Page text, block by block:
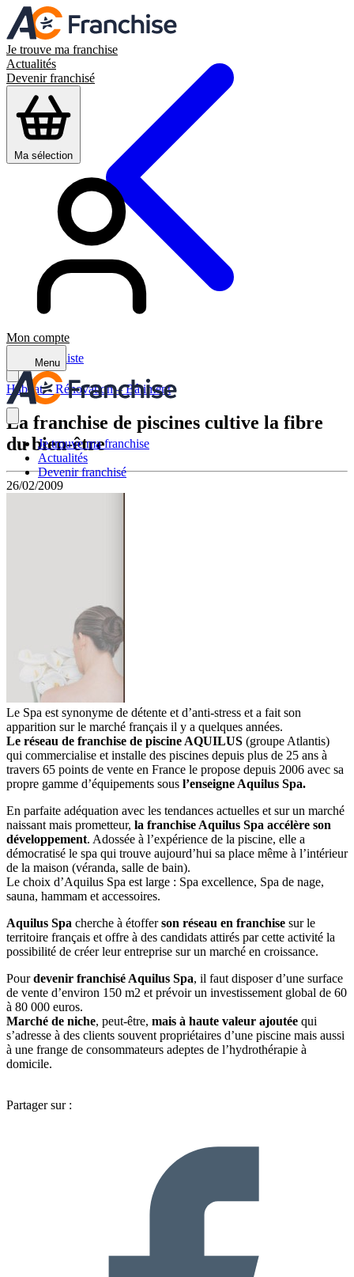
Je trouve ma franchise
Actualités
Devenir franchisé
Ma sélection
Mon compte
Menu
Je trouve ma franchise
Actualités
Devenir franchisé
Retour à la liste
Habitat – Rénovation – Bâtiment
La franchise de piscines cultive la fibre
du bien-être
26/02/2009
Le Spa est synonyme de détente et d’anti-stress et a fait son
apparition sur le marché français il y a quelques années.
Le réseau de franchise de piscine AQUILUS (groupe Atlantis)
qui commercialise et installe des piscines depuis plus de 25 ans à
travers 65 points de vente en France le propose depuis 2006 avec sa
propre gamme d’équipements sous l’enseigne Aquilus Spa.
En parfaite adéquation avec les tendances actuelles et sur un marché
naissant mais prometteur, la franchise Aquilus Spa accélère son
développement. Adossée à l’expérience de la piscine, elle a
démocratisé le spa qui trouve aujourd’hui sa place même à l’intérieur
de la maison (véranda, salle de bain).
Le choix d’Aquilus Spa est large : Spa excellence, Spa de nage,
sauna, hammam et accessoires.
Aquilus Spa cherche à étofferson réseau en franchise sur le
territoire français et offre à des candidats attirés par cette activité la
possibilité de créer leur entreprise sur un marché en croissance.
Pourdevenir franchisé Aquilus Spa, il faut disposer d’une surface
de vente d’environ 150 m2 et prévoir un investissement global de 60
à 80 000 euros.
Marché de niche, peut-être, mais à haute valeur ajoutée qui
s’adresse à des clients souvent propriétaires d’une piscine mais aussi
à une frange de consommateurs adeptes de l’hydrothérapie à
domicile.
Partager sur :